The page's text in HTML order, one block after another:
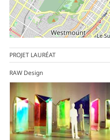
PROJET LAURÉAT
RAW Design